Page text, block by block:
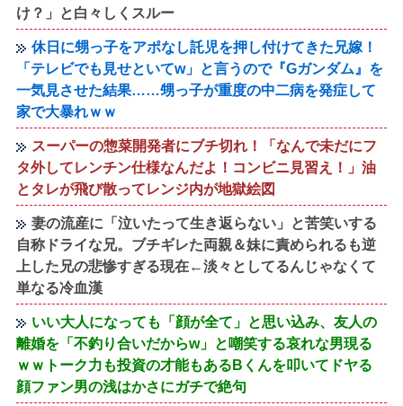
け？」と白々しくスルー
休日に甥っ子をアポなし託児を押し付けてきた兄嫁！
「テレビでも見せといてw」と言うので『Gガンダム』を
一気見させた結果……甥っ子が重度の中二病を発症して
家で大暴れｗｗ
スーパーの惣菜開発者にブチ切れ！「なんで未だにフ
タ外してレンチン仕様なんだよ！コンビニ見習え！」油
とタレが飛び散ってレンジ内が地獄絵図
妻の流産に「泣いたって生き返らない」と苦笑いする
自称ドライな兄。ブチギレた両親＆妹に責められるも逆
上した兄の悲惨すぎる現在←淡々としてるんじゃなくて
単なる冷血漢
いい大人になっても「顔が全て」と思い込み、友人の
離婚を「不釣り合いだからw」と嘲笑する哀れな男現る
ｗｗトーク力も投資の才能もあるBくんを叩いてドヤる
顔ファン男の浅はかさにガチで絶句